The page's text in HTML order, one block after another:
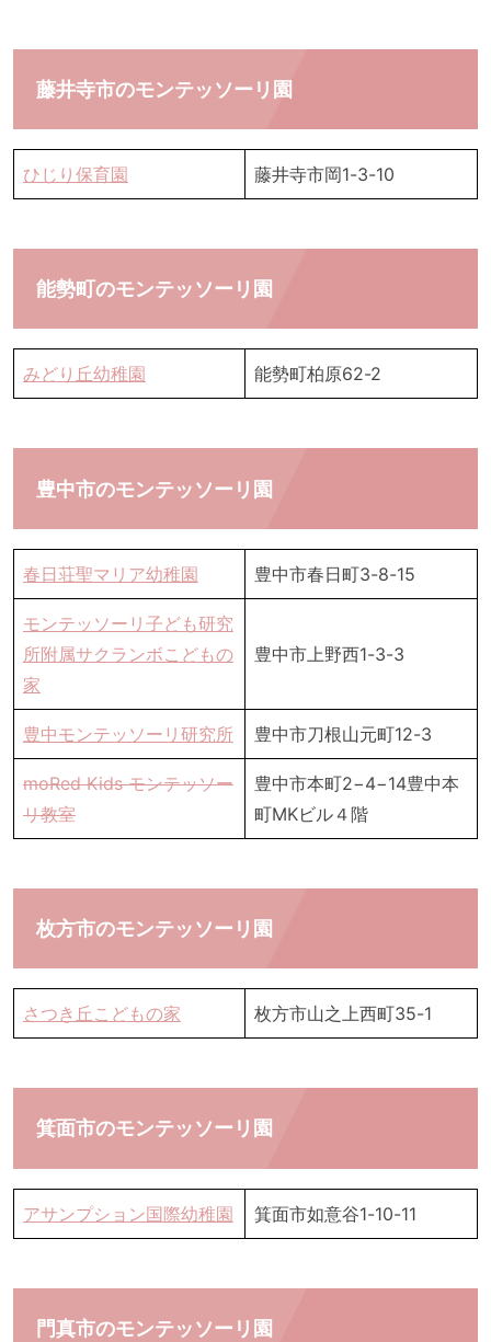
藤井寺市のモンテッソーリ園
ひじり保育園 藤井寺市岡1-3-10
能勢町のモンテッソーリ園
みどり丘幼稚園 能勢町柏原62-2
豊中市のモンテッソーリ園
春日荘聖マリア幼稚園 豊中市春日町3-8-15
モンテッソーリ子ども研究
所附属サクランボこどもの
家
豊中市上野西1-3-3
豊中モンテッソーリ研究所 豊中市刀根山元町12-3
moRed Ki​ds モンテッソー
リ教室
豊中市本町2−4−14豊中本
町MKビル４階
枚方市のモンテッソーリ園
さつき丘こどもの家 枚方市山之上西町35-1
箕面市のモンテッソーリ園
アサンプション国際幼稚園 箕面市如意谷1-10-11
門真市のモンテッソーリ園